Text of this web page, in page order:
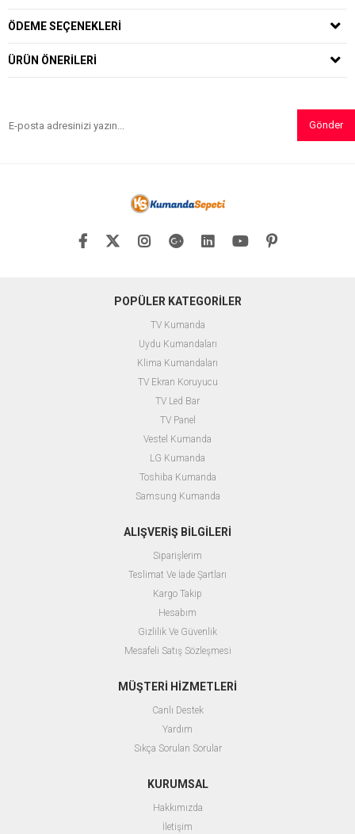
ÖDEME SEÇENEKLERI
ÜRÜN ÖNERILERI
Gönder
POPÜLER KATEGORİLER
TV Kumanda
Uydu Kumandaları
Klima Kumandaları
TV Ekran Koruyucu
TV Led Bar
TV Panel
Vestel Kumanda
LG Kumanda
Toshiba Kumanda
Samsung Kumanda
ALIŞVERİŞ BİLGİLERİ
Siparişlerim
Teslimat Ve İade Şartları
Kargo Takip
Hesabım
Gizlilik Ve Güvenlik
Mesafeli Satış Sözleşmesi
MÜŞTERİ HİZMETLERİ
Canlı Destek
Yardım
Sıkça Sorulan Sorular
KURUMSAL
Hakkımızda
İletişim